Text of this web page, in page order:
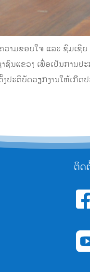
ມຂອບໃຈ ແລະ ຊົມເຊີ
ຊົນແຂວງ ເພື່ອເປັນການ
ປະຕິບັດວຽກງານໃຫ້ເກີດ
ຕິດ
